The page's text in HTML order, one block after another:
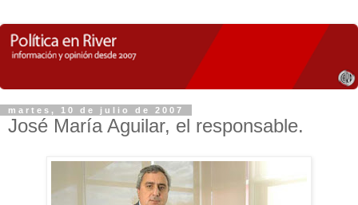
martes, 10 de julio de 2007
José María Aguilar, el responsable.